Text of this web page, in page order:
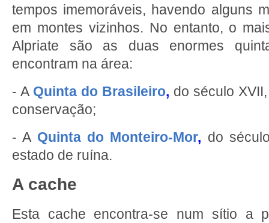
tempos imemoráveis, havendo alguns
em montes vizinhos. No entanto, o
Alpriate são as duas enormes
encontram na área:
- A Quinta do Brasileiro, do século
conservação;
- A Quinta do Monteiro-Mor, do
estado de ruína.
A cache
Esta cache encontra-se num sítio a